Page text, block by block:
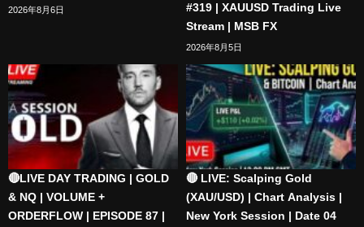
2026年8月6日
#319 | XAUUSD Trading Live
Stream | MSB FX
2026年8月5日
🔴LIVE DAY TRADING | GOLD
& NQ | VOLUME +
ORDERFLOW | EPISODE 87 |
🔴 LIVE: Scalping Gold
(XAU/USD) | Chart Analysis |
New York Session | Date 04